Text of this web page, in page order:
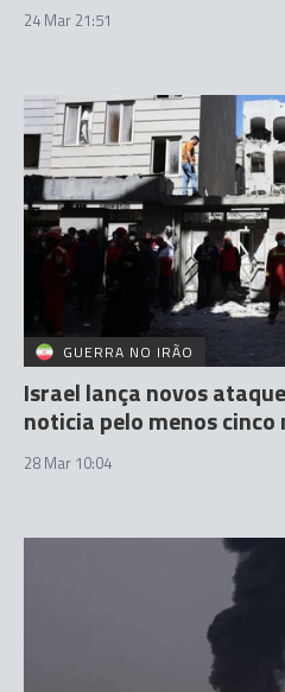
24 Mar 21:51
GUERRA NO IRÃO
Israel lança novos
noticia pelo menos
28 Mar 10:04